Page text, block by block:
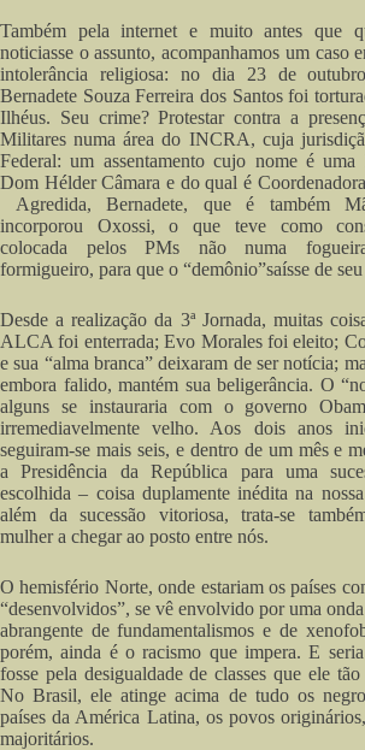
Também pela internet e muito antes que
noticiasse o assunto, acompanhamos um caso
intolerância religiosa: no dia 23 de
Bernadete Souza Ferreira dos Santos foi
Ilhéus. Seu crime? Protestar contra a
Militares numa área do INCRA, cuja
Federal: um assentamento cujo nome é uma
Dom Hélder Câmara e do qual é
Agredida, Bernadete, que é também
incorporou Oxossi, o que teve como
colocada pelos PMs não numa
formigueiro, para que o “demônio”saísse de
Desde a realização da 3ª Jornada, muitas
ALCA foi enterrada; Evo Morales foi eleito;
e sua “alma branca” deixaram de ser notícia;
embora falido, mantém sua beligerância. O
alguns se instauraria com o governo
irremediavelmente velho. Aos dois anos
seguiram-se mais seis, e dentro de um mês e
a Presidência da República para uma
escolhida – coisa duplamente inédita na
além da sucessão vitoriosa, trata-se
mulher a chegar ao posto entre nós.
O hemisfério Norte, onde estariam os países
“desenvolvidos”, se vê envolvido por uma
abrangente de fundamentalismos e de
porém, ainda é o racismo que impera. E
fosse pela desigualdade de classes que ele
No Brasil, ele atinge acima de tudo os
países da América Latina, os povos
majoritários.